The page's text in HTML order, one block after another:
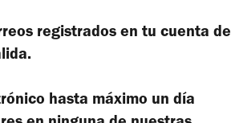
registrados en tu cuenta de
hasta máximo un día